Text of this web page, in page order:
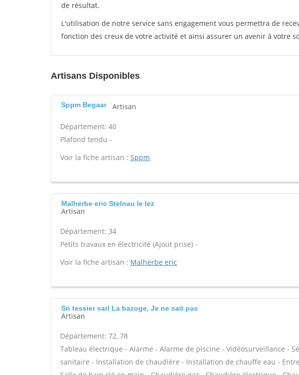
de résultat.
L'utilisation de notre service sans engagement vous permettra de
fonction des creux de votre activité et ainsi assurer un avenir à votre
Artisans Disponibles
Sppm Begaar Artisan
Département: 40
Plafond tendu -
Voir la fiche artisan : Sppm
Malherbe eric Stelnau le lez
Artisan
Département: 34
Petits travaux en électricité (Ajout prise) -
Voir la fiche artisan : Malherbe eric
Sn tessier sarl La bazoge, Je ne sait pas
Artisan
Département: 72, 78
Tableau électrique - Alarme - Alarme de piscine - Vidéosurveillance -
sanitaire - Installation de chaudière - Installation de chauffe eau -